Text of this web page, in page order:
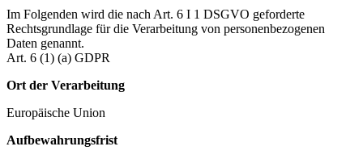
Im Folgenden wird die nach Art. 6 I 1 DSGVO geforderte
Rechtsgrundlage für die Verarbeitung von personenbezogenen
Daten genannt.
Art. 6 (1) (a) GDPR
Ort der Verarbeitung
Europäische Union
Aufbewahrungsfrist